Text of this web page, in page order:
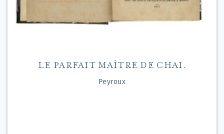
LE PARFAIT MAÎTRE DE CHAI.
Peyroux